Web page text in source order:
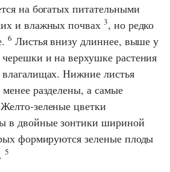
на богатых питательными
и влажных почвах 3, но редко
6 Листья внизу длиннее, выше у
и на верхушке растения
Нижние листья
разделены, а самые
Желто-зеленые цветки
в двойные зонтики шириной
формируются зеленые плоды
5